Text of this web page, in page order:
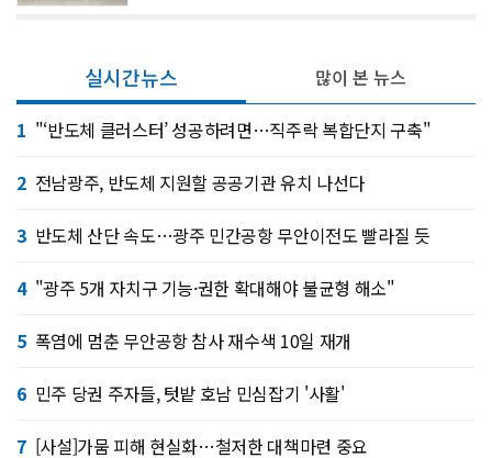
실시간뉴스
1 "‘반도체 클러스터’ 성공하려면…직주락 복합단지 구축"
2 전남광주, 반도체 지원할 공공기관 유치 나선다
3 반도체 산단 속도…광주 민간공항 무안이전도 빨라질 듯
4 "광주 5개 자치구 기능·권한 확대해야 불균형 해소"
5 폭염에 멈춘 무안공항 참사 재수색 10일 재개
6 민주 당권 주자들, 텃밭 호남 민심잡기 '사활'
7 [사설]가뭄 피해 현실화…철저한 대책마련 중요
많이 본 뉴스